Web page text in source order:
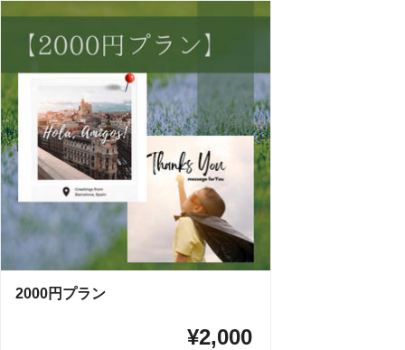
2000円プラン
¥2,000